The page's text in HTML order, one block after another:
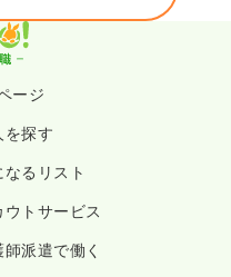
ージ
を探す
なるリスト
ウトサービス
師派遣で働く